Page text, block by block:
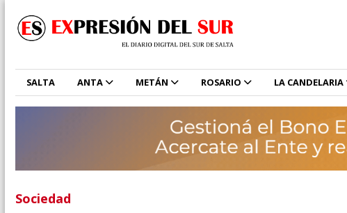
SALTA ANTA METÁN ROSARIO LA CANDELARIA
Sociedad